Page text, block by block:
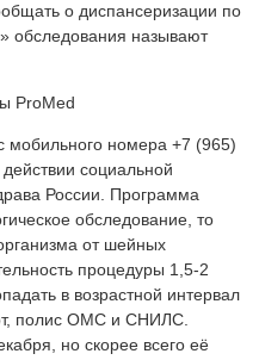
о диспансеризации по
обследования называют
ProMed
мобильного номера +7 (965)
социальной
России. Программа
обследование, то
от шейных
процедуры 1,5-2
в возрастной интервал
полис ОМС и СНИЛС.
но скорее всего её